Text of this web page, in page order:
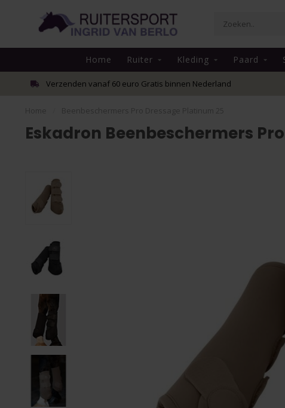
Home Ruiter Kleding Paard
Verzenden vanaf 60 euro Gratis binnen Nederland
Eskadron Beenbeschermers